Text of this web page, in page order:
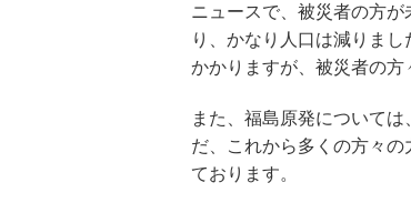
ニュースで、被災者の方
り、かなり人口は減りま
かかりますが、被災者の方
また、福島原発について
だ、これから多くの方々
ております。